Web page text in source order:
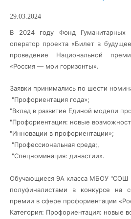
29.03.2024
В 2024 году Фонд Гуманитарных
оператор проекта «Билет в
проведение Национальной
«Россия — мои горизонты».
Заявки принимались по шести
"Профориентация года»;
"Вклад в развитие Единой модели
"Профориентация: новые
"Инновации в профориентации»;
"Профессиональная среда;,
"Спецноминация: династии».
Обучающиеся 9А класса МБОУ "СОШ
полуфиналистами в конкурсе на
премии в сфере профориентации
Категория: Профориентация: новые